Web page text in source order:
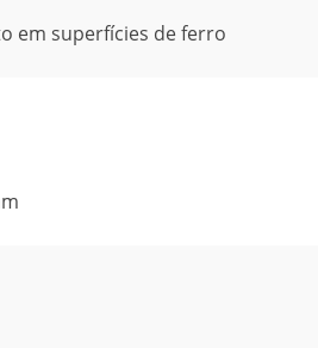
em superfícies de ferro